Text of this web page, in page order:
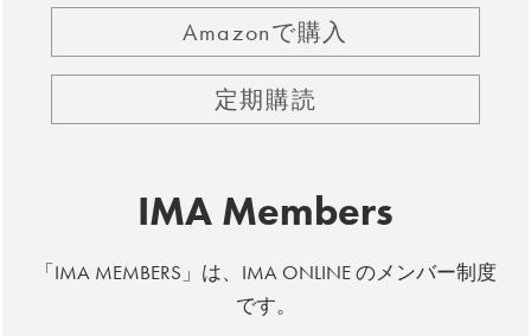
Amazonで購入
定期購読
IMA Members
「IMA MEMBERS」は、IMA ONLINE のメンバー制度
です。